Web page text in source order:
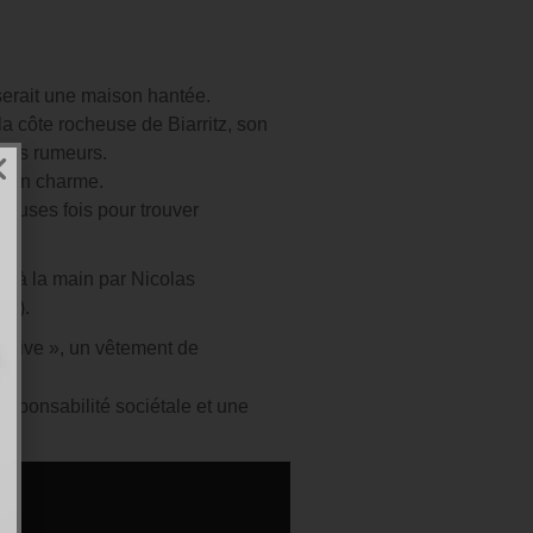
une maison hantée.
côte rocheuse de Biarritz, son
rumeurs.
charme.
fois pour trouver
à la main par Nicolas
», un vêtement de
sociétale et une